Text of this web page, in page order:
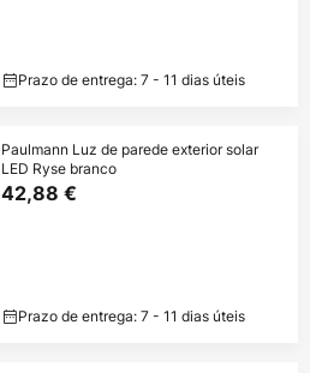
Prazo de entrega: 7 - 11 dias úteis
Paulmann Luz de parede exterior solar
LED Ryse branco
42,88 €
Prazo de entrega: 7 - 11 dias úteis